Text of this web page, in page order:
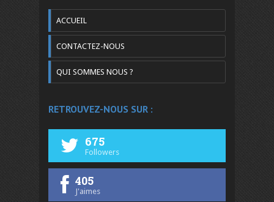
ACCUEIL
CONTACTEZ-NOUS
QUI SOMMES NOUS ?
RETROUVEZ-NOUS SUR :
675
Followers
405
J'aimes